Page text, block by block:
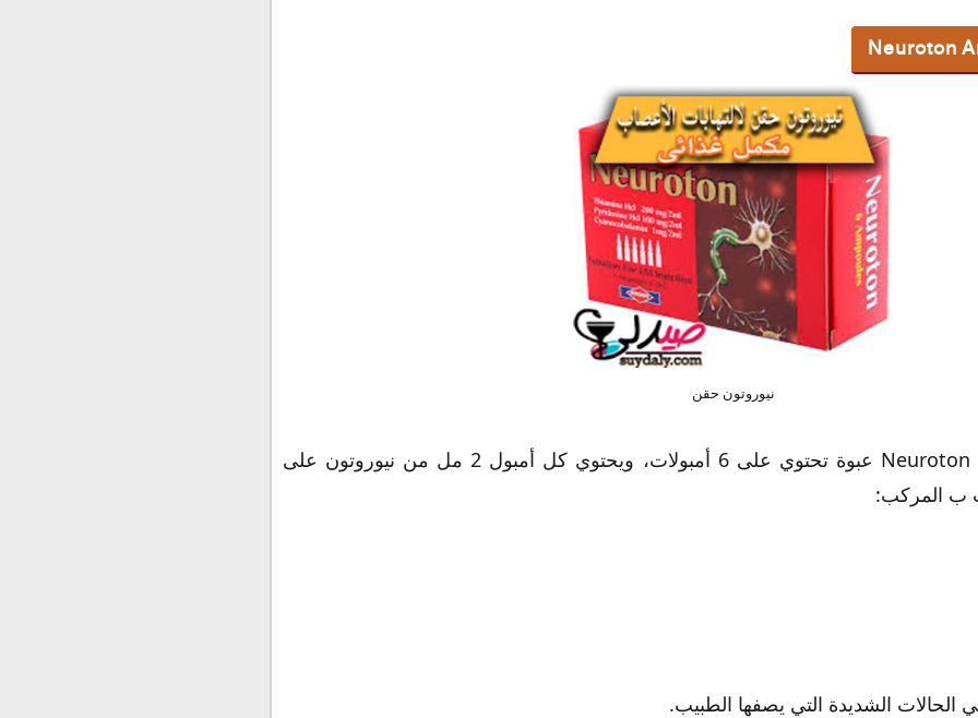
نيوروتون حقن
نيوروتون حقن Neuroton Ampoule عبوة تحتوي على 6 أمبولات، ويحتوي كل أمبول 2 مل من نيوروتون على
ب المركب:
الشديدة التي يصفها الطبيب.